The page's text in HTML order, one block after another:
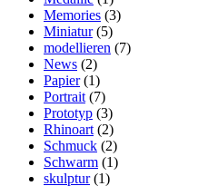
Memories (3)
Miniatur(5)
modellieren (7)
News (2)
Papier(1)
Portrait (7)
Prototyp (3)
Rhinoart (2)
Schmuck (2)
Schwarm (1)
skulptur(1)